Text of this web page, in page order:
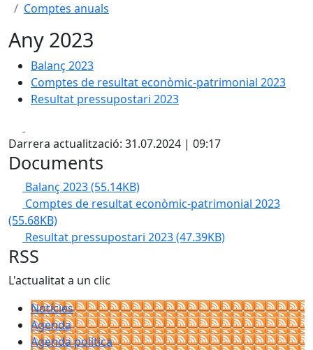
Comptes anuals
Any 2023
Balanç 2023
Comptes de resultat econòmic-patrimonial 2023
Resultat pressupostari 2023
Darrera actualització: 31.07.2024 | 09:17
Documents
Balanç 2023(55.14KB)
Comptes de resultat econòmic-patrimonial 2023
(55.68KB)
Resultat pressupostari 2023(47.39KB)
RSS
L'actualitat a un clic
Notícies
Agenda
Agenda política